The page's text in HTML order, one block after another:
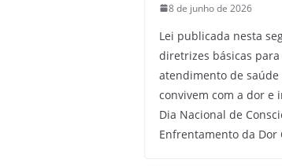
8 de junho de 2026
Lei publicada nesta
diretrizes básicas
atendimento de saúde
convivem com a dor e
Dia Nacional de
Enfrentamento da Dor